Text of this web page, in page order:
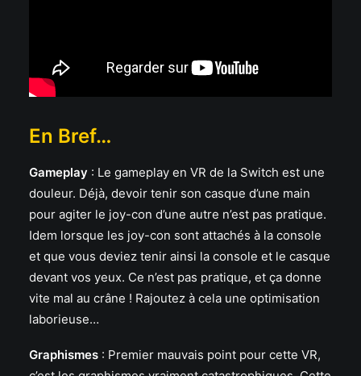
En Bref…
Gameplay : Le gameplay en VR de la Switch est une
douleur. Déjà, devoir tenir son casque d’une main
pour agiter le joy-con d’une autre n’est pas pratique.
Idem lorsque les joy-con sont attachés à la console
et que vous deviez tenir ainsi la console et le casque
devant vos yeux. Ce n’est pas pratique, et ça donne
vite mal au crâne ! Rajoutez à cela une optimisation
laborieuse…
Graphismes : Premier mauvais point pour cette VR,